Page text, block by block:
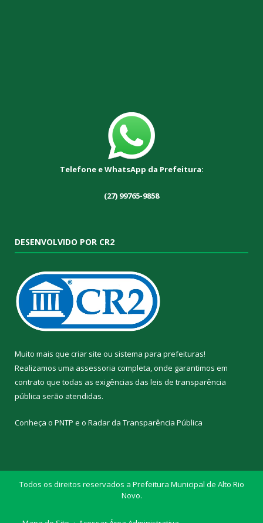
Telefone e WhatsApp da Prefeitura:
(27) 99765-9858
DESENVOLVIDO POR CR2
Muito mais que criar site ou sistema para prefeituras!
Realizamos uma assessoria completa, onde garantimos em
contrato que todas as exigências das leis de transparência
pública serão atendidas.
Conheça o PNTP e o Radar da Transparência Pública
Todos os direitos reservados a Prefeitura Municipal de Alto Rio
Novo.